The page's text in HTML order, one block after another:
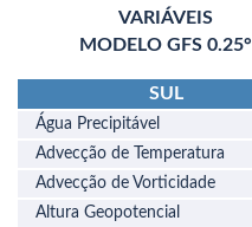
VARIÁVEIS
MODELO GFS 0.25°
SUL
Água Precipitável
Advecção de Temperatura
Advecção de Vorticidade
Altura Geopotencial